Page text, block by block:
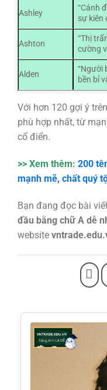
Ashley
“Cánh
sự kiên
Ashton
“Thị
cường
Alden
“Người
bền bỉ
Với hơn 120 gợi ý
phù hợp nhất, từ
cổ điển.
>> Xem thêm: 200
mạnh mẽ, chất quý
Bạn đang đọc bài
đầu bằng chữ A dễ
website